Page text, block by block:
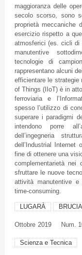
maggioranza delle
secolo scorso, sono
proprietà meccaniche
esercizio rispetto a
atmosferici (es. cicli di
manutentive
tecnologie di
rappresentano alcuni
efficientare le strategie
of Things (IIoT) è in
ferroviaria e
spesso l’utilizzo di
superare i paradigmi
intendono porre
dell’ingegneria
dell’Industrial Internet
fine di ottenere una
complementarietà
sfruttare le nuove
attività manutentive
time-consuming.
LUGARÀ
Ottobre 2019 Num.
Scienza e Tecnica